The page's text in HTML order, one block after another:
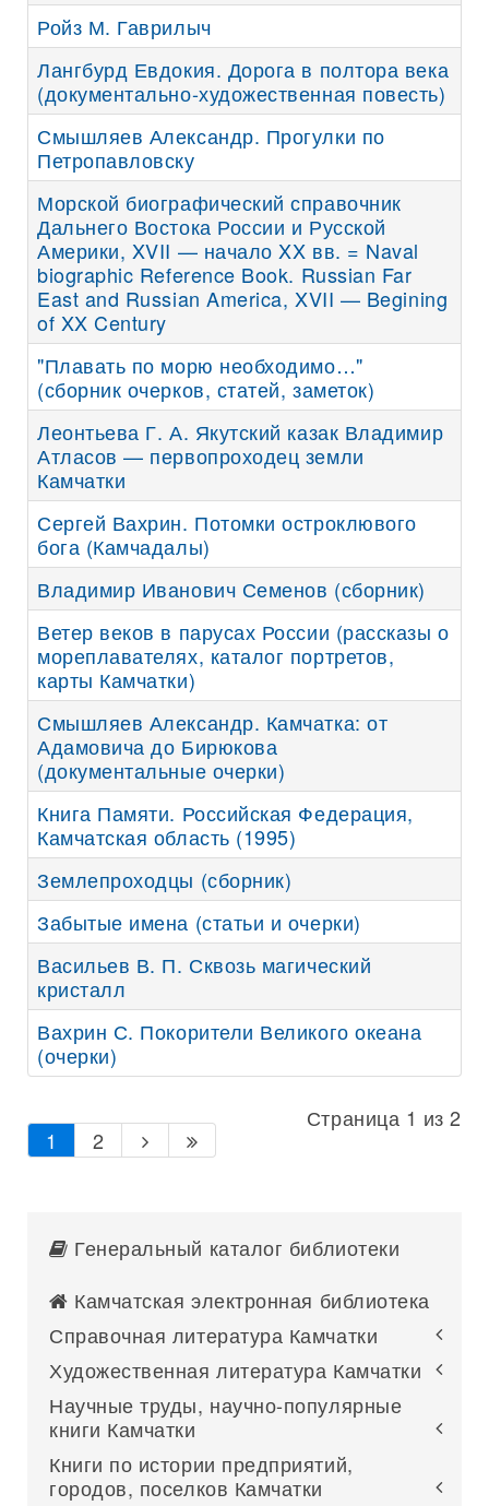
Ройз М. Гаврилыч
Лангбурд Евдокия. Дорога в полтора века
(документально-художественная повесть)
Смышляев Александр. Прогулки по
Петропавловску
Морской биографический справочник
Дальнего Востока России и Русской
Америки, XVII — начало XX вв. = Naval
biographic Reference Book. Russian Far
East and Russian America, XVII — Begining
of XX Century
"Плавать по морю необходимо…"
(сборник очерков, статей, заметок)
Леонтьева Г. А. Якутский казак Владимир
Атласов — первопроходец земли
Камчатки
Сергей Вахрин. Потомки остроклювого
бога (Камчадалы)
Владимир Иванович Семенов (сборник)
Ветер веков в парусах России (рассказы о
мореплавателях, каталог портретов,
карты Камчатки)
Смышляев Александр. Камчатка: от
Адамовича до Бирюкова
(документальные очерки)
Книга Памяти. Российская Федерация,
Камчатская область (1995)
Землепроходцы (сборник)
Забытые имена (статьи и очерки)
Васильев В. П. Сквозь магический
кристалл
Вахрин С. Покорители Великого океана
(очерки)
Страница 1 из 2
1
2
Генеральный каталог библиотеки
Камчатская электронная библиотека
Справочная литература Камчатки
Художественная литература Камчатки
Научные труды, научно-популярные
книги Камчатки
Книги по истории предприятий,
городов, поселков Камчатки